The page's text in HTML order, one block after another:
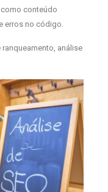
conteúdo
erros no código.
ranqueamento, análise